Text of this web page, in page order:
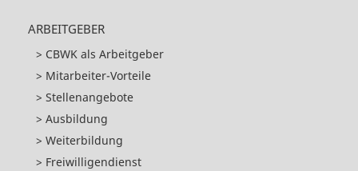
ARBEITGEBER
CBWK als Arbeitgeber
Mitarbeiter-Vorteile
Stellenangebote
Ausbildung
Weiterbildung
Freiwilligendienst